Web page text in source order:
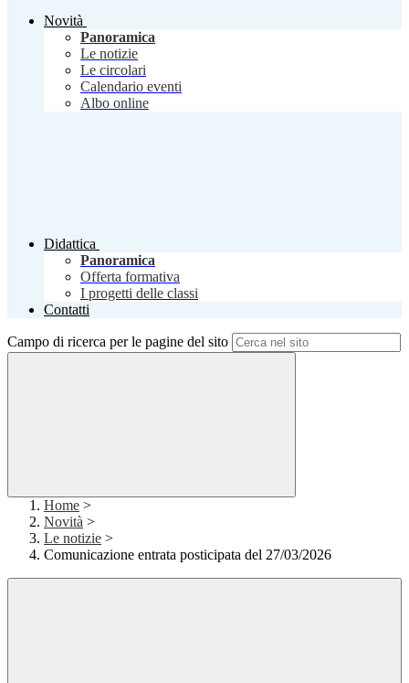
Novità
Panoramica
Le notizie
Le circolari
Calendario eventi
Albo online
Didattica
Panoramica
Offerta formativa
I progetti delle classi
Contatti
Campo di ricerca per le pagine del sito
Home >
Novità >
Le notizie >
Comunicazione entrata posticipata del 27/03/2026